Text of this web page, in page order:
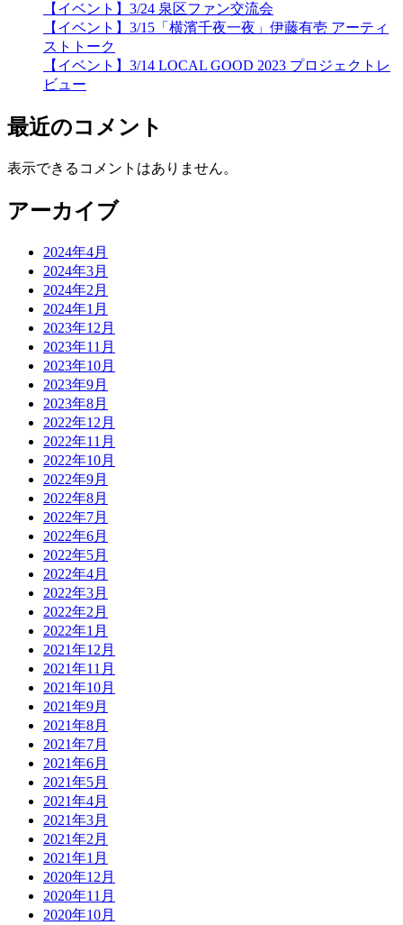
【イベント】3/24 泉区ファン交流会
【イベント】3/15「横濱千夜一夜」伊藤有壱 アーティ
ストトーク
【イベント】3/14 LOCAL GOOD 2023 プロジェクトレ
ビュー
最近のコメント
表示できるコメントはありません。
アーカイブ
2024年4月
2024年3月
2024年2月
2024年1月
2023年12月
2023年11月
2023年10月
2023年9月
2023年8月
2022年12月
2022年11月
2022年10月
2022年9月
2022年8月
2022年7月
2022年6月
2022年5月
2022年4月
2022年3月
2022年2月
2022年1月
2021年12月
2021年11月
2021年10月
2021年9月
2021年8月
2021年7月
2021年6月
2021年5月
2021年4月
2021年3月
2021年2月
2021年1月
2020年12月
2020年11月
2020年10月